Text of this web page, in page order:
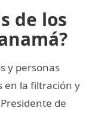
de los
y personas
en la filtración y
de